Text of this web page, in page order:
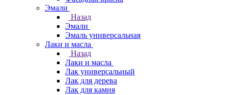
Эмали
Назад
Эмали
Эмаль универсальная
Лаки и масла
Назад
Лаки и масла
Лак универсальный
Лак для дерева
Лак для камня